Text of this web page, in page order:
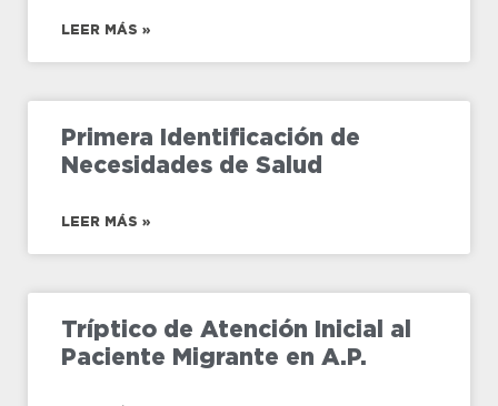
LEER MÁS »
Primera Identificación de
Necesidades de Salud
LEER MÁS »
Tríptico de Atención Inicial al
Paciente Migrante en A.P.